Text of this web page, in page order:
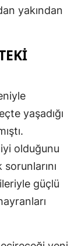
Siirt
Tokat
Tunceli
Şanlıurfa
Uşak
yakından
yaşadığı
olduğunu
güçlü